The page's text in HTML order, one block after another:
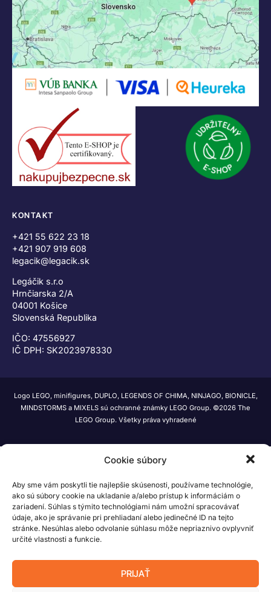
Cookie súbory
Aby sme vám poskytli tie najlepšie skúsenosti, používame technológie,
ako sú súbory cookie na ukladanie a/alebo prístup k informáciám o
zariadení. Súhlas s týmito technológiami nám umožní spracovávať
údaje, ako je správanie pri prehliadaní alebo jedinečné ID na tejto
stránke. Nesúhlas alebo odvolanie súhlasu môže nepriaznivo ovplyvniť
určité vlastnosti a funkcie.
PRIJAŤ
KONTAKT
+421 55 622 23 18
+421 907 919 608
legacik@legacik.sk
Legáčik s.r.o
Hrnčiarska 2/A
04001 Košice
Slovenská Republika
IČO: 47556927
IČ DPH: SK2023978330
Logo LEGO, minifigures, DUPLO, LEGENDS OF CHIMA, NINJAGO, BIONICLE,
MINDSTORMS a MIXELS sú ochranné známky LEGO Group. ©2026 The
LEGO Group. Všetky práva vyhradené